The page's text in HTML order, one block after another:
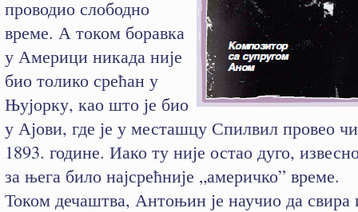
проводио слободно
време. А током боравка
у Америци никада није
био толико срећан у
Њујорку, као што је био
у Ајови, где је у месташцу Спилвил провео
1893. године. Иако ту није остао дуго,
за њега било најсрећније „америчко” време.
Током дечаштва, Антоњин је научио да